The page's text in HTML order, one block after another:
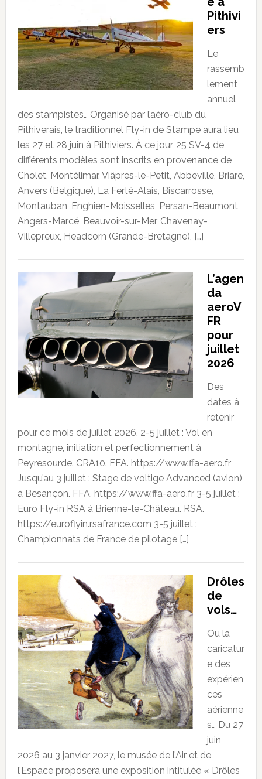
Pithivi
ers
Le
rassemb
lement
annuel
des stampistes… Organisé par l’aéro-club du
Pithiverais, le traditionnel Fly-in de Stampe aura lieu
les 27 et 28 juin à Pithiviers. À ce jour, 25 SV-4 de
différents modèles sont inscrits en provenance de
Cholet, Montélimar, Viâpres-le-Petit, Abbeville, Briare,
Anvers (Belgique), La Ferté-Alais, Biscarrosse,
Montauban, Enghien-Moisselles, Persan-Beaumont,
Angers-Marcé, Beauvoir-sur-Mer, Chavenay-
Villepreux, Headcorn (Grande-Bretagne), […]
L’agen
da
aeroV
FR
pour
juillet
2026
Des
dates à
retenir
pour ce mois de juillet 2026. 2-5 juillet : Vol en
montagne, initiation et perfectionnement à
Peyresourde. CRA10. FFA. https://www.ffa-aero.fr
Jusqu’au 3 juillet : Stage de voltige Advanced (avion)
à Besançon. FFA. https://www.ffa-aero.fr 3-5 juillet :
Euro Fly-in RSA à Brienne-le-Château. RSA.
https://euroflyin.rsafrance.com 3-5 juillet :
Championnats de France de pilotage […]
Drôles
de
vols…
Ou la
caricatur
e des
expérien
ces
aérienne
s… Du 27
juin
2026 au 3 janvier 2027, le musée de l’Air et de
l’Espace proposera une exposition intitulée « Drôles